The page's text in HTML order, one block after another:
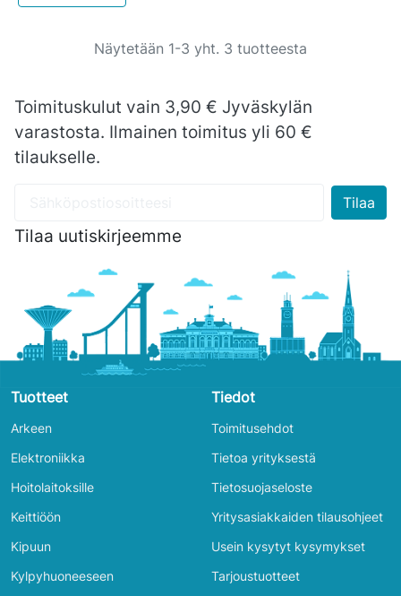
Näytetään 1-3 yht. 3 tuotteesta
Toimituskulut vain 3,90 € Jyväskylän
varastosta. Ilmainen toimitus yli 60 €
tilaukselle.
Tilaa uutiskirjeemme
Tuotteet
Arkeen
Elektroniikka
Hoitolaitoksille
Keittiöön
Kipuun
Kylpyhuoneeseen
Tiedot
Toimitusehdot
Tietoa yrityksestä
Tietosuojaseloste
Yritysasiakkaiden tilausohjeet
Usein kysytyt kysymykset
Tarjoustuotteet